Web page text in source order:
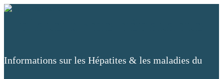
Informations sur les Hépatites & les maladies du